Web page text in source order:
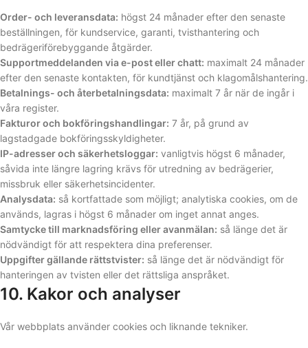
Order- och leveransdata: högst 24 månader efter den senaste
beställningen, för kundservice, garanti, tvisthantering och
bedrägeriförebyggande åtgärder.
Supportmeddelanden via e-post eller chatt: maximalt 24 månader
efter den senaste kontakten, för kundtjänst och klagomålshantering.
Betalnings- och återbetalningsdata: maximalt 7 år när de ingår i
våra register.
Fakturor och bokföringshandlingar: 7 år, på grund av
lagstadgade bokföringsskyldigheter.
IP-adresser och säkerhetsloggar: vanligtvis högst 6 månader,
såvida inte längre lagring krävs för utredning av bedrägerier,
missbruk eller säkerhetsincidenter.
Analysdata: så kortfattade som möjligt; analytiska cookies, om de
används, lagras i högst 6 månader om inget annat anges.
Samtycke till marknadsföring eller avanmälan: så länge det är
nödvändigt för att respektera dina preferenser.
Uppgifter gällande rättstvister: så länge det är nödvändigt för
hanteringen av tvisten eller det rättsliga anspråket.
10. Kakor och analyser
Vår webbplats använder cookies och liknande tekniker.